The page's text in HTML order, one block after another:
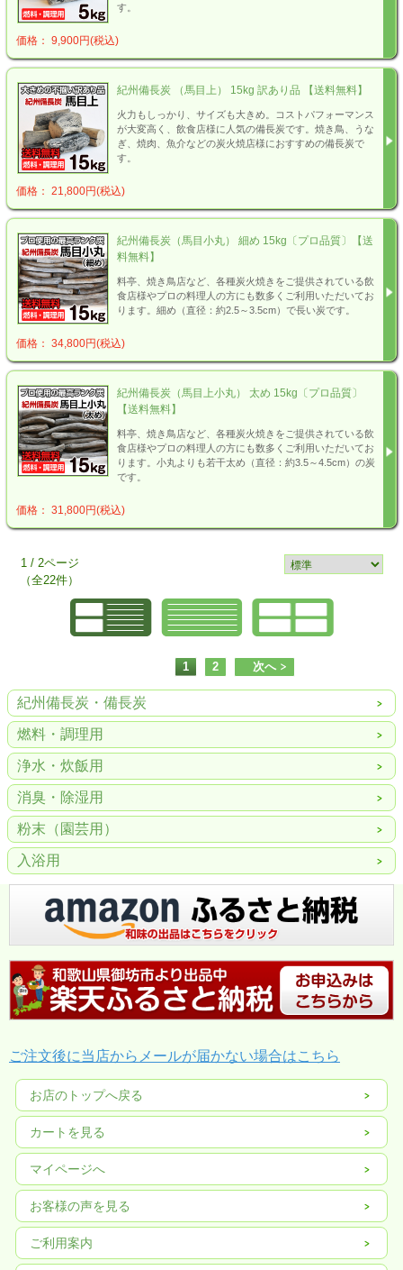
す。
価格： 9,900円(税込)
紀州備長炭 （馬目上） 15kg 訳あり品 【送料無料】
火力もしっかり、サイズも大きめ。コストパフォーマンス
が大変高く、飲食店様に人気の備長炭です。焼き鳥、うな
ぎ、焼肉、魚介などの炭火焼店様におすすめの備長炭で
す。
価格： 21,800円(税込)
紀州備長炭（馬目小丸） 細め 15kg〔プロ品質〕【送
料無料】
料亭、焼き鳥店など、各種炭火焼きをご提供されている飲
食店様やプロの料理人の方にも数多くご利用いただいてお
ります。細め（直径：約2.5～3.5cm）で長い炭です。
価格： 34,800円(税込)
紀州備長炭（馬目上小丸） 太め 15kg〔プロ品質〕
【送料無料】
料亭、焼き鳥店など、各種炭火焼きをご提供されている飲
食店様やプロの料理人の方にも数多くご利用いただいてお
ります。小丸よりも若干太め（直径：約3.5～4.5cm）の炭
です。
価格： 31,800円(税込)
1 / 2ページ
（全22件）
1 2 次へ
紀州備長炭・備長炭
燃料・調理用
浄水・炊飯用
消臭・除湿用
粉末（園芸用）
入浴用
ご注文後に当店からメールが届かない場合はこちら
お店のトップへ戻る
カートを見る
マイページへ
お客様の声を見る
ご利用案内